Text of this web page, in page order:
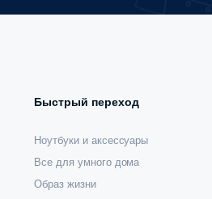
Быстрый переход
Ноутбуки и аксессуары
Все для умного дома
Образ жизни